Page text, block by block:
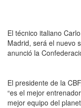
El técnico italiano
Madrid, será el nuevo
anunció la
El presidente de la
“es el mejor
mejor equipo del